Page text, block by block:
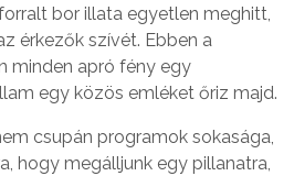
bor illata egyetlen meghitt,
érkezők szívét. Ebben a
minden apró fény egy
egy közös emléket őriz majd.
csupán programok sokasága,
hogy megálljunk egy pillanatra,